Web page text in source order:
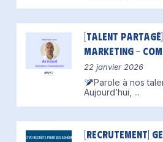
[Talent
Marketing –
22 janvier 2026
Parole à nos
Aujourd’hui, ...
[Recrutement]